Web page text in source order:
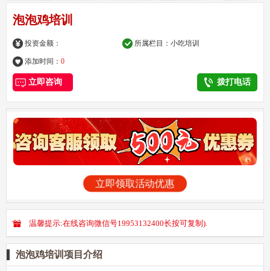
泡泡鸡培训
投资金额： 所属栏目：小吃培训
添加时间： 0
立即咨询 拨打电话
立即领取活动优惠
温馨提示:在线咨询微信号19953132400长按可复制).
泡泡鸡培训项目介绍